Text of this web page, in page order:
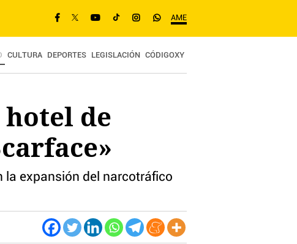
AME
CULTURA DEPORTES LEGISLACIÓN CÓDIGOXY
hotel de
la expansión del narcotráfico